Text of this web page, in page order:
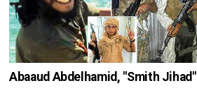
Abaaud Abdelhamid, "Smith Jihad"